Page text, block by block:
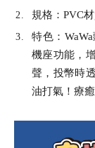
規格：PVC
特色：
機座功能，
聲，投幣時
油打氣！療